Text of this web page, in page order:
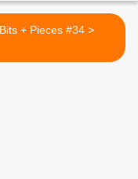
Bits + Pieces #34 >